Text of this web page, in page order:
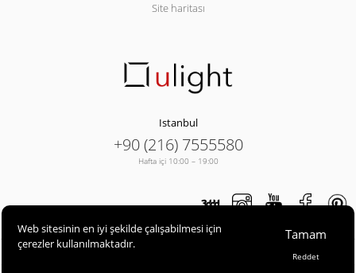
Site haritası
Istanbul
+90 (216) 7555580
Hafta içi 10:00 – 19:00
Web sitesinin en iyi şekilde çalışabilmesi için
çerezler kullanılmaktadır.
Tamam
Reddet